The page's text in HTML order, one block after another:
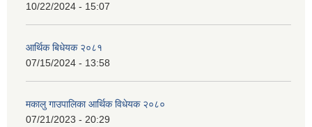
10/22/2024 - 15:07
आर्थिक बिधेयक २०८१
07/15/2024 - 13:58
मकालु गाउपालिका आर्थिक विधेयक २०८०
07/21/2023 - 20:29